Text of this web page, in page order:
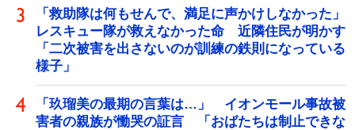
「救助隊は何もせんで、満足に声かけしなかった」
レスキュー隊が救えなかった命 近隣住民が明かす
「二次被害を出さないのが訓練の鉄則になっている
様子」
「玖瑠美の最期の言葉は…」 イオンモール事故被
害者の親族が慟哭の証言 「おばたちは制止できな